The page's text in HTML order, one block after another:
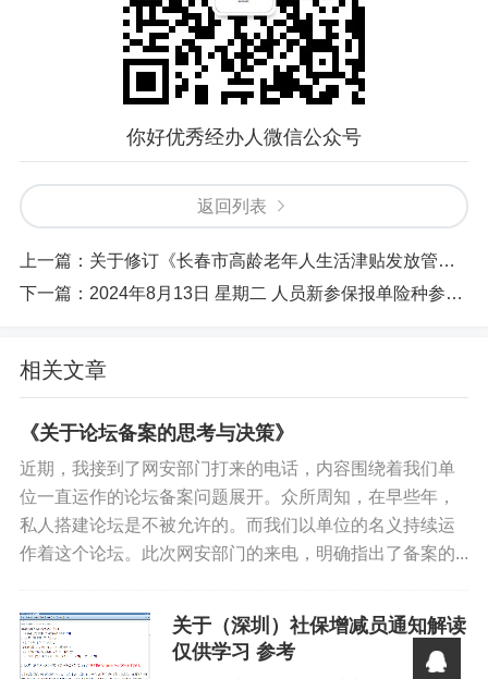
你好优秀经办人微信公众号
返回列表
上一篇： 关于修订《长春市高龄老年人生活津贴发放管理办法》的通知
下一篇： 2024年8月13日 星期二 人员新参保报单险种参保报错问题。
相关文章
《关于论坛备案的思考与决策》
近期，我接到了网安部门打来的电话，内容围绕着我们单
位一直运作的论坛备案问题展开。众所周知，在早些年，
私人搭建论坛是不被允许的。而我们以单位的名义持续运
作着这个论坛。此次网安部门的来电，明确指出了备案的...
关于（深圳）社保增减员通知解读
仅供学习 参考